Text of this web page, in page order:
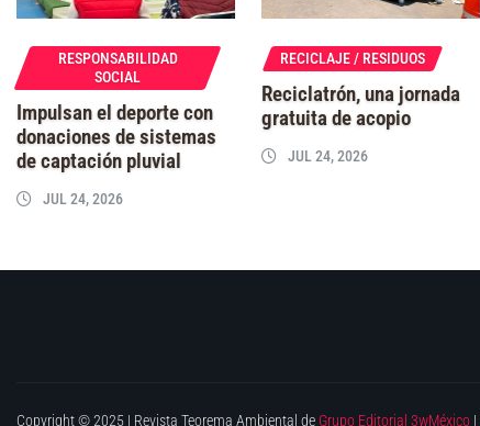
RESPONSABILIDAD
SOCIAL
Impulsan el deporte con
donaciones de sistemas
de captación pluvial
JUL 24, 2026
RECICLAJE / RESIDUOS
Reciclatrón, una jornada
gratuita de acopio
JUL 24, 2026
Copyright © 2025 | Revista Teorema Ambiental de Grupo Editorial 3wMéxico |